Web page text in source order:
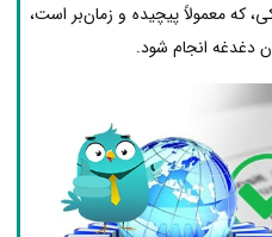
که معمولاً پیچیده و زمان‌بر است،
دغدغه انجام شود.